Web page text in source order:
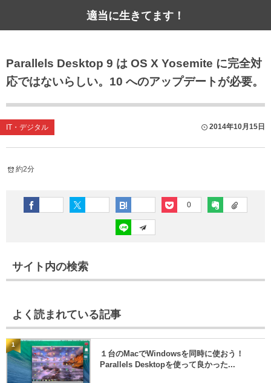
適当に生きてます！
Parallels Desktop 9 は OS X Yosemite に完全対
応ではないらしい。10 へのアップデートが必要。
IT・デジタル 2014年10月15日
約2分
0
サイト内の検索
よく読まれている記事
1
１台のMacでWindowsを同時に使おう！
Parallels Desktopを使って良かった...